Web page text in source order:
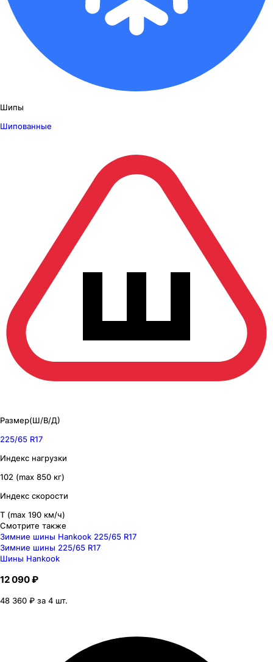
Шипы
Шипованные
Размер(Ш/В/Д)
225/65 R17
Индекс нагрузки
102 (max 850 кг)
Индекс скорости
T (max 190 км/ч)
Смотрите также
Зимние шины Hankook 225/65 R17
Зимние шины 225/65 R17
Шины Hankook
12 090 ₽
48 360 ₽ за 4 шт.